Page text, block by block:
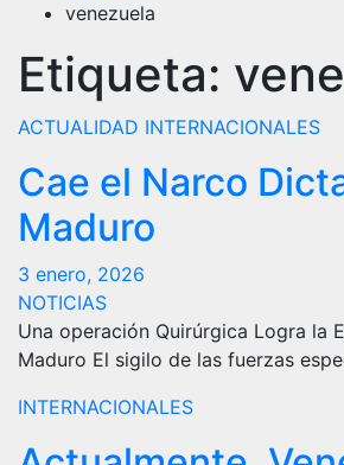
venezuela
Etiqueta:
ACTUALIDAD INTERNACIONALES
Cae el Narco
Maduro
3 enero, 2026
NOTICIAS
Una operación Quirúrgica Logra la
Maduro El sigilo de las fuerzas
INTERNACIONALES